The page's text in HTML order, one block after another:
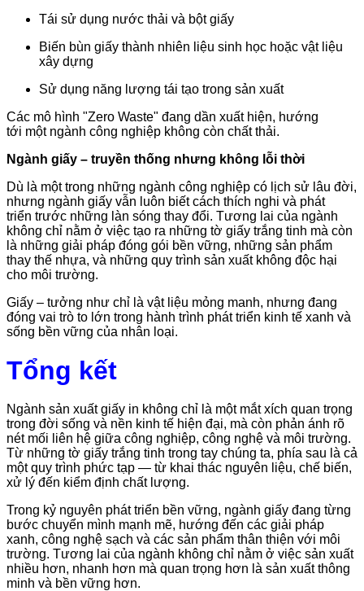
Tái sử dụng nước thải và bột giấy
Biến bùn giấy thành nhiên liệu sinh học hoặc vật liệu
xây dựng
Sử dụng năng lượng tái tạo trong sản xuất
Các mô hình "Zero Waste" đang dần xuất hiện, hướng
tới một ngành công nghiệp không còn chất thải.
Ngành giấy – truyền thống nhưng không lỗi thời
Dù là một trong những ngành công nghiệp có lịch sử lâu đời,
nhưng ngành giấy vẫn luôn biết cách thích nghi và phát
triển trước những làn sóng thay đổi. Tương lai của ngành
không chỉ nằm ở việc tạo ra những tờ giấy trắng tinh mà còn
là những giải pháp đóng gói bền vững, những sản phẩm
thay thế nhựa, và những quy trình sản xuất không độc hại
cho môi trường.
Giấy – tưởng như chỉ là vật liệu mỏng manh, nhưng đang
đóng vai trò to lớn trong hành trình phát triển kinh tế xanh và
sống bền vững của nhân loại.
Tổng kết
Ngành sản xuất giấy in không chỉ là một mắt xích quan trọng
trong đời sống và nền kinh tế hiện đại, mà còn phản ánh rõ
nét mối liên hệ giữa công nghiệp, công nghệ và môi trường.
Từ những tờ giấy trắng tinh trong tay chúng ta, phía sau là cả
một quy trình phức tạp — từ khai thác nguyên liệu, chế biến,
xử lý đến kiểm định chất lượng.
Trong kỷ nguyên phát triển bền vững, ngành giấy đang từng
bước chuyển mình mạnh mẽ, hướng đến các giải pháp
xanh, công nghệ sạch và các sản phẩm thân thiện với môi
trường. Tương lai của ngành không chỉ nằm ở việc sản xuất
nhiều hơn, nhanh hơn mà quan trọng hơn là sản xuất thông
minh và bền vững hơn.